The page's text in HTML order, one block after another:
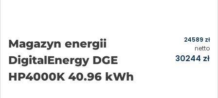
Magazyn energii
DigitalEnergy DGE
HP4000K 40.96 kWh
30244 zł
24589 zł
netto